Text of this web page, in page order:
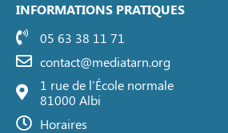
INFORMATIONS PRATIQUES
05 63 38 11 71
contact@mediatarn.org
1 rue de l'École normale
81000 Albi
Horaires